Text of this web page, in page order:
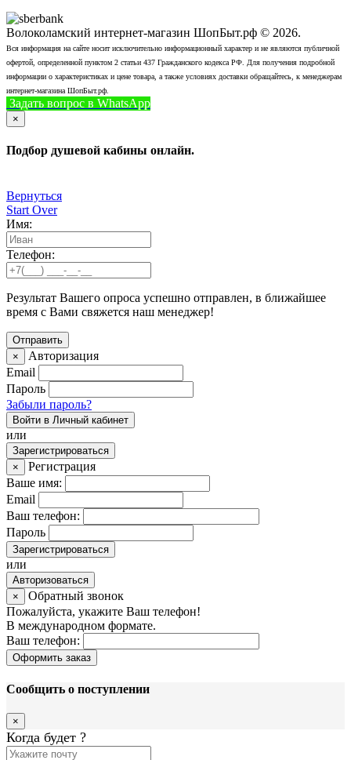
Волоколамский интернет-магазин ШопБыт.рф © 2026.
Вся информация на сайте носит исключительно информационный характер и не являются публичной
офертой, определенной пунктом 2 статьи 437 Гражданского кодекса РФ. Для получения подробной
информации о характеристиках и цене товара, а также условиях доставки обращайтесь, к менеджерам
интернет-магазина ШопБыт.рф.
Задать вопрос в WhatsApp
×
Подбор душевой кабины онлайн.
Вернуться
Start Over
Имя:
Телефон:
Результат Вашего опроса успешно отправлен, в ближайшее
время с Вами свяжется наш менеджер!
×
Авторизация
Email
Пароль
Забыли пароль?
Войти в Личный кабинет
или
Зарегистрироваться
×
Регистрация
Ваше имя:
Email
Ваш телефон:
Пароль
Зарегистрироваться
или
Авторизоваться
×
Обратный звонок
Пожалуйста, укажите Ваш телефон!
В международном формате.
Ваш телефон:
Оформить заказ
Сообщить о поступлении
×
Когда будет ?